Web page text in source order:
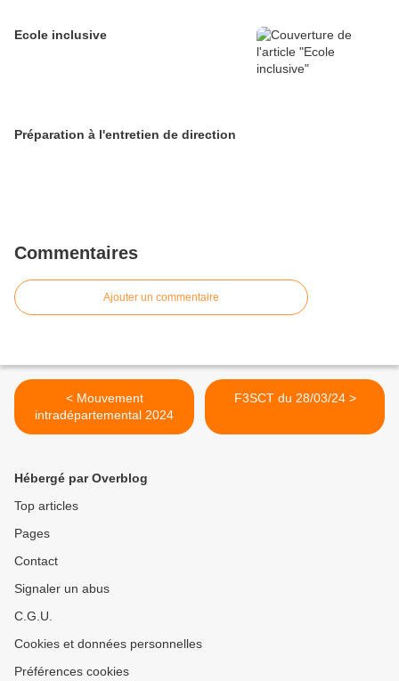
Ecole inclusive
Préparation à l'entretien de direction
Commentaires
Ajouter un commentaire
< Mouvement
intradépartemental 2024
F3SCT du 28/03/24 >
Hébergé par Overblog
Top articles
Pages
Contact
Signaler un abus
C.G.U.
Cookies et données personnelles
Préférences cookies